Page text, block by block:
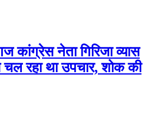
कांग्रेस नेता गिरिजा व्यास
रहा था उपचार, शोक की